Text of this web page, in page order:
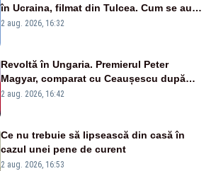
în Ucraina, filmat din Tulcea. Cum se aude
sunetul războiului la graniță - VIDEO
2 aug. 2026, 16:32
Revoltă în Ungaria. Premierul Peter
Magyar, comparat cu Ceaușescu după
anunțul referitor la criza energetică
2 aug. 2026, 16:42
Ce nu trebuie să lipsească din casă în
cazul unei pene de curent
2 aug. 2026, 16:53